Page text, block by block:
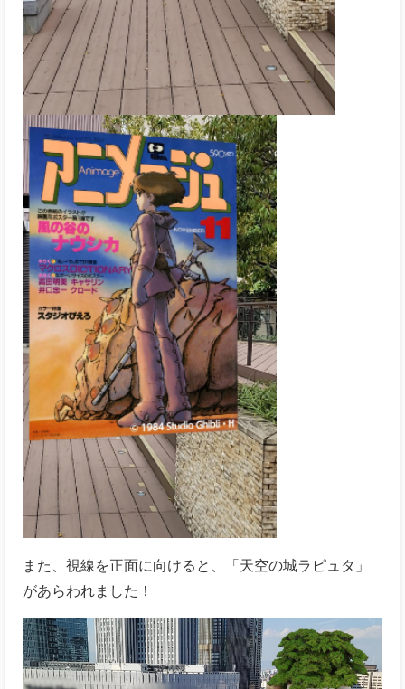
また、視線を正面に向けると、「天空の城ラピュタ」
があらわれました！